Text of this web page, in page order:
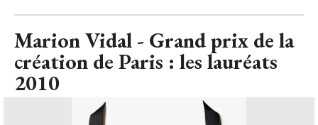
Marion Vidal - Grand prix de la
création de Paris : les lauréats
2010